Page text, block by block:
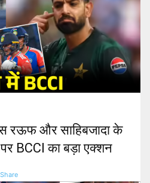
रऊफ और साहिबजादा के
BCCI का बड़ा एक्शन
Share